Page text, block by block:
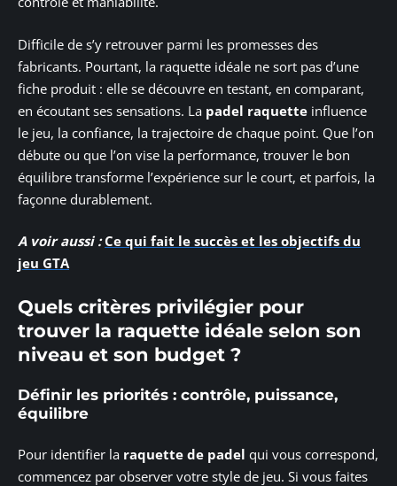
Difficile de s’y retrouver parmi les promesses des
fabricants. Pourtant, la raquette idéale ne sort pas d’une
fiche produit : elle se découvre en testant, en comparant,
en écoutant ses sensations. La padel raquette influence
le jeu, la confiance, la trajectoire de chaque point. Que l’on
débute ou que l’on vise la performance, trouver le bon
équilibre transforme l’expérience sur le court, et parfois, la
façonne durablement.
A voir aussi : Ce qui fait le succès et les objectifs du
jeu GTA
Quels critères privilégier pour
trouver la raquette idéale selon son
niveau et son budget ?
Définir les priorités : contrôle, puissance,
équilibre
Pour identifier la raquette de padel qui vous correspond,
commencez par observer votre style de jeu. Si vous faites